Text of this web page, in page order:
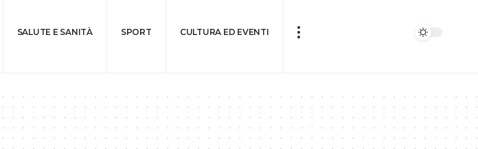
SALUTE E SANITÀ SPORT CULTURA ED EVENTI